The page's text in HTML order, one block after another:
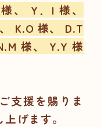
、 Y．I 様、
K.O 様、 D.T
様、 Y.Y 様
支援を賜りま
げます。